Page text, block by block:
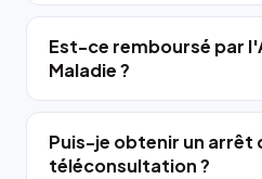
Est-ce remboursé par
Maladie ?
Puis-je obtenir un arrêt
téléconsultation ?